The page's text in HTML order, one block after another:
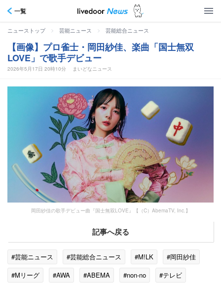
一覧
ニューストップ > 芸能ニュース > 芸能総合ニュース
【画像】プロ雀士・岡田紗佳、楽曲「国士無双
LOVE」で歌手デビュー
2026年5月17日 20時10分 まいどなニュース
岡田紗佳の歌手デビュー曲『国士無双LOVE』【（C）AbemaTV, Inc.】
記事へ戻る
#芸能ニュース #芸能総合ニュース #M!LK
#岡田紗佳
#Mリーグ
#AWA #ABEMA #non-no
#テレビ